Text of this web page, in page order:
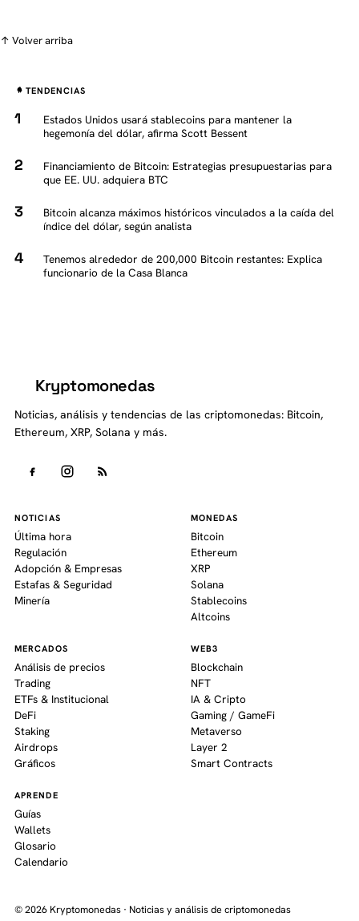
↑ Volver arriba
TENDENCIAS
Estados Unidos usará stablecoins para mantener la
hegemonía del dólar, afirma Scott Bessent
Financiamiento de Bitcoin: Estrategias presupuestarias para
que EE. UU. adquiera BTC
Bitcoin alcanza máximos históricos vinculados a la caída del
índice del dólar, según analista
Tenemos alrededor de 200,000 Bitcoin restantes: Explica
funcionario de la Casa Blanca
Kryptomonedas
Noticias, análisis y tendencias de las criptomonedas: Bitcoin,
Ethereum, XRP, Solana y más.
NOTICIAS
Última hora
Regulación
Adopción & Empresas
Estafas & Seguridad
Minería
MONEDAS
Bitcoin
Ethereum
XRP
Solana
Stablecoins
Altcoins
MERCADOS
Análisis de precios
Trading
ETFs & Institucional
DeFi
Staking
Airdrops
Gráficos
WEB3
Blockchain
NFT
IA & Cripto
Gaming / GameFi
Metaverso
Layer 2
Smart Contracts
APRENDE
Guías
Wallets
Glosario
Calendario
© 2026 Kryptomonedas · Noticias y análisis de criptomonedas